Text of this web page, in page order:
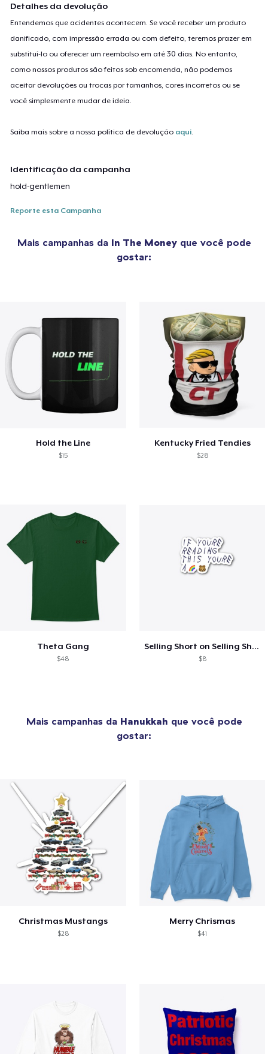
Detalhes da devolução
Entendemos que acidentes acontecem. Se você receber um produto
danificado, com impressão errada ou com defeito, teremos prazer em
substituí-lo ou oferecer um reembolso em até 30 dias. No entanto,
como nossos produtos são feitos sob encomenda, não podemos
aceitar devoluções ou trocas por tamanhos, cores incorretos ou se
você simplesmente mudar de ideia.
Saiba mais sobre a nossa política de devolução aqui.
Identificação da campanha
hold-gentlemen
Reporte esta Campanha
Mais campanhas da In The Moneyque você pode
gostar:
Hold the Line
$15
Kentucky Fried Tendies
$28
Theta Gang
$48
Selling Short on Selling Short
$8
Mais campanhas da Hanukkah que você pode
gostar:
Christmas Mustangs
$28
Merry Chrismas
$41